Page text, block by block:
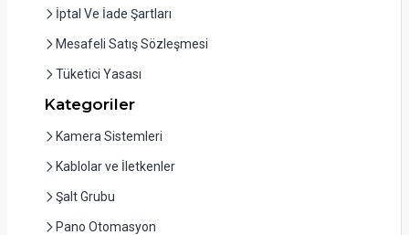
İptal Ve İade Şartları
Mesafeli Satış Sözleşmesi
Tüketici Yasası
Kategoriler
Kamera Sistemleri
Kablolar ve İletkenler
Şalt Grubu
Pano Otomasyon